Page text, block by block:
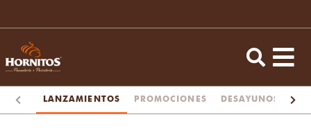
LANZAMIENTOS PROMOCIONES DESAYUNOS